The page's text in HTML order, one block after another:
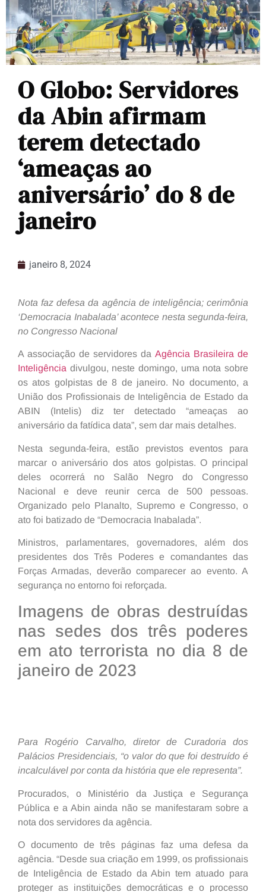
O Globo: Servidores
da Abin afirmam
terem detectado
‘ameaças ao
aniversário’ do 8 de
janeiro
janeiro 8, 2024
Nota faz defesa da agência de inteligência; cerimônia
‘Democracia Inabalada’ acontece nesta segunda-feira,
no Congresso Nacional
A associação de servidores da Agência Brasileira de
Inteligência divulgou, neste domingo, uma nota sobre
os atos golpistas de 8 de janeiro. No documento, a
União dos Profissionais de Inteligência de Estado da
ABIN (Intelis) diz ter detectado “ameaças ao
aniversário da fatídica data”, sem dar mais detalhes.
Nesta segunda-feira, estão previstos eventos para
marcar o aniversário dos atos golpistas. O principal
deles ocorrerá no Salão Negro do Congresso
Nacional e deve reunir cerca de 500 pessoas.
Organizado pelo Planalto, Supremo e Congresso, o
ato foi batizado de “Democracia Inabalada”.
Ministros, parlamentares, governadores, além dos
presidentes dos Três Poderes e comandantes das
Forças Armadas, deverão comparecer ao evento. A
segurança no entorno foi reforçada.
Imagens de obras destruídas
nas sedes dos três poderes
em ato terrorista no dia 8 de
janeiro de 2023
Para Rogério Carvalho, diretor de Curadoria dos
Palácios Presidenciais, “o valor do que foi destruído é
incalculável por conta da história que ele representa”.
Procurados, o Ministério da Justiça e Segurança
Pública e a Abin ainda não se manifestaram sobre a
nota dos servidores da agência.
O documento de três páginas faz uma defesa da
agência. “Desde sua criação em 1999, os profissionais
de Inteligência de Estado da Abin tem atuado para
proteger as instituições democráticas e o processo